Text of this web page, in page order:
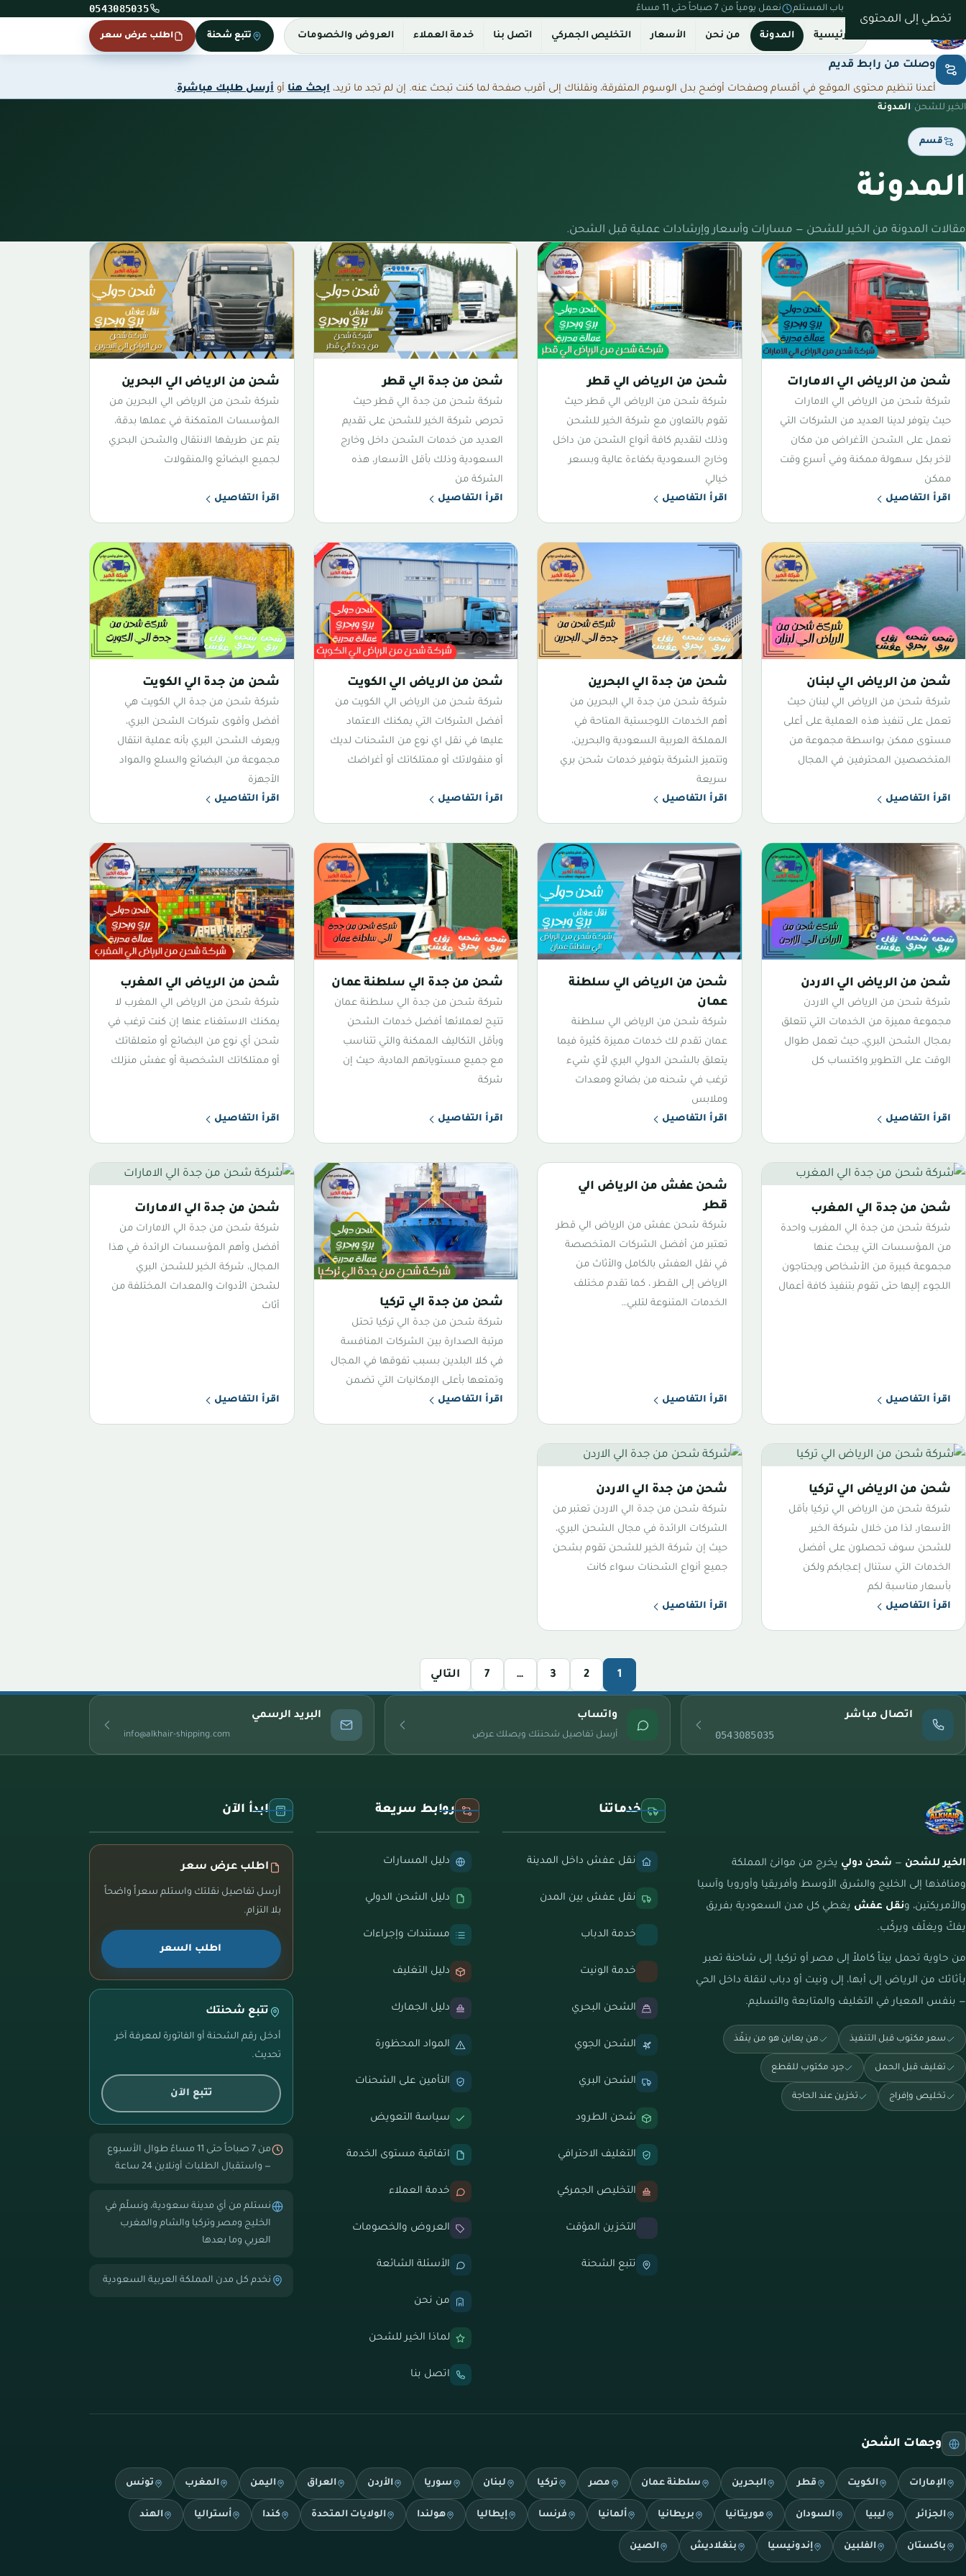
تخطي إلى المحتوى
نستلم من بيتك ونسلّم على باب المستلم نعمل يومياً من 7 صباحاً حتى 11 مساءً 0543085035
الرئيسية المدونة من نحن الأسعار التخليص الجمركي اتصل بنا خدمة العملاء العروض والخصومات تتبع شحنة اطلب عرض سعر
وصلت من رابط قديم
أعدنا تنظيم محتوى الموقع في أقسام وصفحات أوضح بدل الوسوم المتفرقة، ونقلناك إلى أقرب صفحة لما كنت تبحث عنه. إن لم تجد ما تريد، ابحث هنا أو أرسل طلبك مباشرة.
الخير للشحن/المدونة
قسم
المدونة
مقالات المدونة من الخير للشحن — مسارات وأسعار وإرشادات عملية قبل الشحن.
شحن من الرياض الي الامارات
شركة شحن من الرياض الي الامارات
حيث يتوفر لدينا العديد من الشركات التي
تعمل على الشحن الأغراض من مكان
لآخر بكل سهولة ممكنة وفي أسرع وقت
ممكن
اقرأ التفاصيل
شحن من الرياض الي قطر
شركة شحن من الرياض الي قطر حيث
تقوم بالتعاون مع شركة الخير للشحن
وذلك لتقديم كافة أنواع الشحن من داخل
وخارج السعودية بكفاءة عالية وبسعر
خيالي
اقرأ التفاصيل
شحن من جدة الي قطر
شركة شحن من جدة الي قطر حيث
تحرص شركة الخير للشحن على تقديم
العديد من خدمات الشحن داخل وخارج
السعودية وذلك بأقل الأسعار، هذه
الشركة من
اقرأ التفاصيل
شحن من الرياض الي البحرين
شركة شحن من الرياض الي البحرين من
المؤسسات المتمكنة في عملها بدقة،
يتم عن طريقها الانتقال والشحن البحري
لجميع البضائع والمنقولات
اقرأ التفاصيل
شحن من الرياض الي لبنان
شركة شحن من الرياض الي لبنان حيث
تعمل على تنفيذ هذه العملية على أعلى
مستوى ممكن بواسطة مجموعة من
المتخصصين المحترفين في المجال
اقرأ التفاصيل
شحن من جدة الي البحرين
شركة شحن من جدة الي البحرين من
أهم الخدمات اللوجستية المتاحة في
المملكة العربية السعودية والبحرين،
وتتميز الشركة بتوفير خدمات شحن بري
سريعة
اقرأ التفاصيل
شحن من الرياض الي الكويت
شركة شحن من الرياض الي الكويت من
أفضل الشركات التي يمكنك الاعتماد
عليها في نقل اي نوع من الشحنات لديك
أو منقولاتك أو ممتلكاتك أو أغراضك
اقرأ التفاصيل
شحن من جدة الي الكويت
شركة شحن من جدة الي الكويت هي
أفضل وأقوى شركات الشحن البري،
ويعرف الشحن البري بأنه عملية انتقال
مجموعة من البضائع والسلع والمواد
الأجهزة
اقرأ التفاصيل
شحن من الرياض الي الاردن
شركة شحن من الرياض الي الاردن
مجموعة مميزة من الخدمات التي تتعلق
بمجال الشحن البري، حيث تعمل طوال
الوقت على التطوير واكتساب كل
اقرأ التفاصيل
شحن من الرياض الي سلطنة
عمان
شركة شحن من الرياض الي سلطنة
عمان تقدم لك خدمات مميزة كثيرة فيما
يتعلق بالشحن الدولي البري لأي شيء
ترغب في شحنه من بضائع ومعدات
وملابس
اقرأ التفاصيل
شحن من جدة الي سلطنة عمان
شركة شحن من جدة الي سلطنة عمان
تتيح لعملائها أفضل خدمات الشحن
وبأقل التكاليف الممكنة والتي تتناسب
مع جميع مستوياتهم المادية، حيث إن
شركة
اقرأ التفاصيل
شحن من الرياض الي المغرب
شركة شحن من الرياض الي المغرب لا
يمكنك الاستغناء عنها إن كنت ترغب في
شحن أي نوع من البضائع أو متعلقاتك
أو ممتلكاتك الشخصية أو عفش منزلك
اقرأ التفاصيل
شحن من جدة الي المغرب
شركة شحن من جدة الي المغرب واحدة
من المؤسسات التي يبحث عنها
مجموعة كبيرة من الأشخاص ويحتاجون
اللجوء إليها حتى تقوم بتنفيذ كافة أعمال
اقرأ التفاصيل
شحن عفش من الرياض الي
قطر
شركة شحن عفش من الرياض الي قطر
تعتبر من أفضل الشركات المتخصصة
في نقل العفش بالكامل والأثاث من
الرياض إلى القطر ، كما تقدم مختلف
الخدمات المتنوعة لتلبي…
اقرأ التفاصيل
شحن من جدة الي تركيا
شركة شحن من جدة الي تركيا تحتل
مرتبة الصدارة بين الشركات المنافسة
في كلا البلدين بسبب تفوقها في المجال
وتمتعها بأعلى الإمكانيات التي تضمن
اقرأ التفاصيل
شحن من جدة الي الامارات
شركة شحن من جدة الي الامارات من
أفضل وأهم المؤسسات الرائدة في هذا
المجال، شركة الخير للشحن البري
لشحن الأدوات والمعدات المختلفة من
أثاث
اقرأ التفاصيل
شحن من الرياض الي تركيا
شركة شحن من الرياض الي تركيا بأقل
الأسعار، لذا من خلال شركة الخير
للشحن سوف تحصلون على أفضل
الخدمات التي ستنال إعجابكم ولكن
بأسعار مناسبة لكم
اقرأ التفاصيل
شحن من جدة الي الاردن
شركة شحن من جدة الي الاردن تعتبر من
الشركات الرائدة في مجال الشحن البري،
حيث إن شركة الخير للشحن تقوم بشحن
جميع أنواع الشحنات سواء كانت
اقرأ التفاصيل
1
2
3
…
7 التالي
اتصال مباشر
0543085035
واتساب
أرسل تفاصيل شحنتك ويصلك عرض
البريد الرسمي
info@alkhair-shipping.com
الخير للشحن — شحن دولي يخرج من موانئ المملكة
ومنافذها إلى الخليج والشرق الأوسط وأفريقيا وأوروبا وآسيا
والأمريكتين، ونقل عفش يغطي كل مدن السعودية بفريق
يفكّ ويغلّف ويركّب.
من حاوية تحمل بيتاً كاملاً إلى مصر أو تركيا، إلى شاحنة تعبر
بأثاثك من الرياض إلى أبها، إلى ونيت أو دباب لنقلة داخل الحي
— بنفس المعيار في التغليف والمتابعة والتسليم.
سعر مكتوب قبل التنفيذ من يعاين هو من ينفّذ
تغليف قبل الحمل جرد مكتوب للقطع
تخليص وإفراج تخزين عند الحاجة
خدماتنا
نقل عفش داخل المدينة
نقل عفش بين المدن
خدمة الدباب
خدمة الونيت
الشحن البحري
الشحن الجوي
الشحن البري
شحن الطرود
التغليف الاحترافي
التخليص الجمركي
التخزين المؤقت
تتبع الشحنة
روابط سريعة
دليل المسارات
دليل الشحن الدولي
مستندات وإجراءات
دليل التغليف
دليل الجمارك
المواد المحظورة
التأمين على الشحنات
سياسة التعويض
اتفاقية مستوى الخدمة
خدمة العملاء
العروض والخصومات
الأسئلة الشائعة
من نحن
لماذا الخير للشحن
اتصل بنا
ابدأ الآن
اطلب عرض سعر
أرسل تفاصيل نقلتك واستلم سعراً واضحاً
بلا التزام.
اطلب السعر
تتبع شحنتك
أدخل رقم الشحنة أو الفاتورة لمعرفة آخر
تحديث.
تتبع الآن
من 7 صباحاً حتى 11 مساءً طوال الأسبوع
— واستقبال الطلبات أونلاين 24 ساعة
نستلم من أي مدينة سعودية، ونسلّم في
الخليج ومصر وتركيا والشام والمغرب
العربي وما بعدها
نخدم كل مدن المملكة العربية السعودية
وجهات الشحن
الإمارات الكويت قطر البحرين سلطنة عمان مصر تركيا لبنان سوريا الأردن العراق اليمن المغرب تونس
الجزائر ليبيا السودان موريتانيا بريطانيا ألمانيا فرنسا إيطاليا هولندا الولايات المتحدة كندا أستراليا الهند
باكستان الفلبين إندونيسيا بنغلاديش الصين